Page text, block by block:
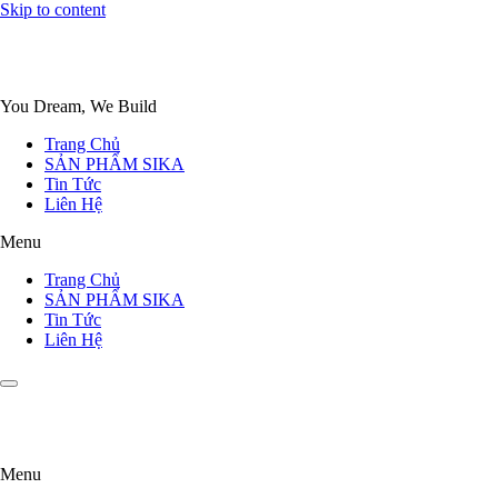
Skip to content
You Dream, We Build
Trang Chủ
SẢN PHẨM SIKA
Tin Tức
Liên Hệ
Menu
Trang Chủ
SẢN PHẨM SIKA
Tin Tức
Liên Hệ
Menu